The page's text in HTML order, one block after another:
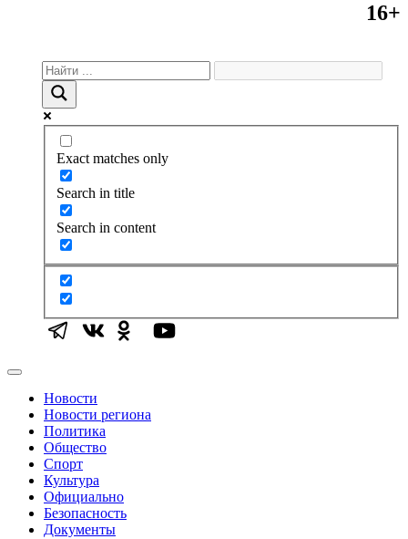
16+
Exact matches only
Search in title
Search in content
Новости
Новости региона
Политика
Общество
Спорт
Культура
Официально
Безопасность
Документы